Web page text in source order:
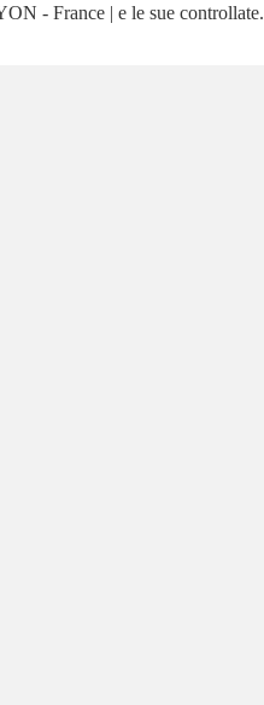
- France | e le sue controllate.